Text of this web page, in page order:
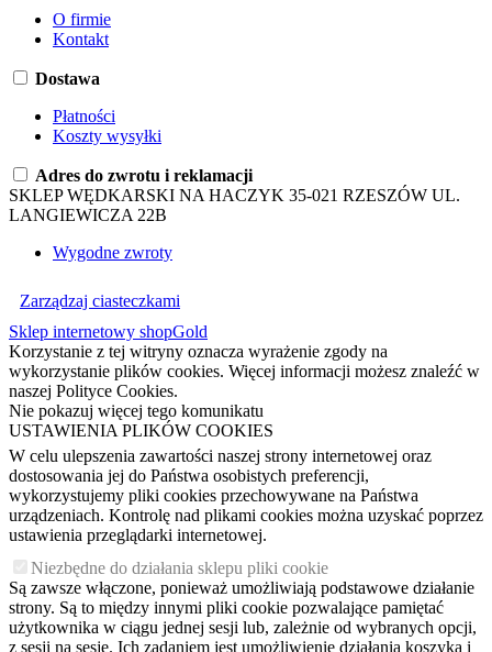
O firmie
Kontakt
Dostawa
Płatności
Koszty wysyłki
Adres do zwrotu i reklamacji
SKLEP WĘDKARSKI NA HACZYK 35-021 RZESZÓW UL.
LANGIEWICZA 22B
Wygodne zwroty
Zarządzaj ciasteczkami
Sklep internetowy shopGold
Korzystanie z tej witryny oznacza wyrażenie zgody na
wykorzystanie plików cookies. Więcej informacji możesz znaleźć w
naszej Polityce Cookies.
Nie pokazuj więcej tego komunikatu
USTAWIENIA PLIKÓW COOKIES
W celu ulepszenia zawartości naszej strony internetowej oraz
dostosowania jej do Państwa osobistych preferencji,
wykorzystujemy pliki cookies przechowywane na Państwa
urządzeniach. Kontrolę nad plikami cookies można uzyskać poprzez
ustawienia przeglądarki internetowej.
Niezbędne do działania sklepu pliki cookie
Są zawsze włączone, ponieważ umożliwiają podstawowe działanie
strony. Są to między innymi pliki cookie pozwalające pamiętać
użytkownika w ciągu jednej sesji lub, zależnie od wybranych opcji,
z sesji na sesję. Ich zadaniem jest umożliwienie działania koszyka i